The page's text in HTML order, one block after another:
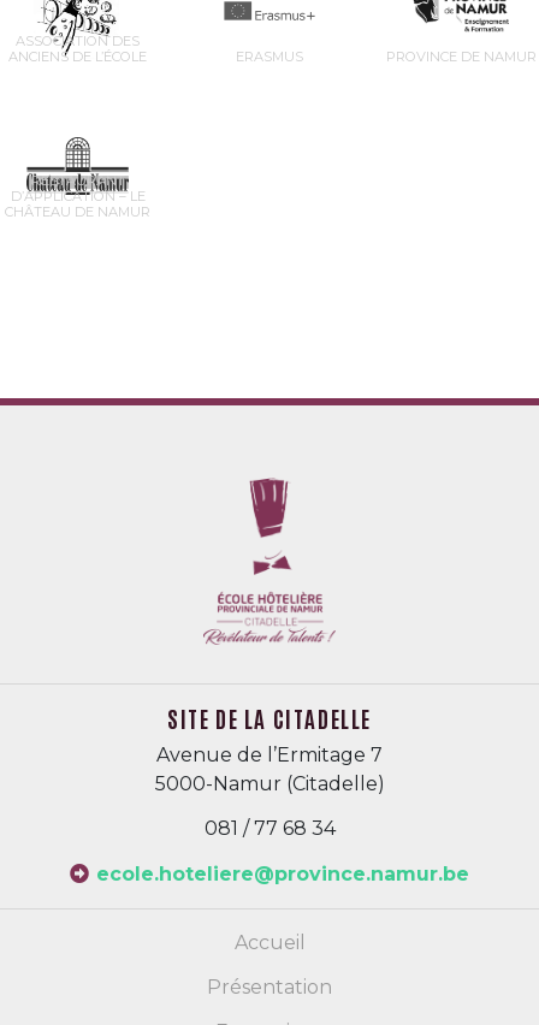
ASSOCIATION DES
ANCIENS DE L’ÉCOLE
ERASMUS PROVINCE DE NAMUR
RESTAURANT
D’APPLICATION – LE
CHÂTEAU DE NAMUR
SITE DE LA CITADELLE
Avenue de l’Ermitage 7
5000-Namur (Citadelle)
081 / 77 68 34
ecole.hoteliere@province.namur.be
Accueil
Présentation